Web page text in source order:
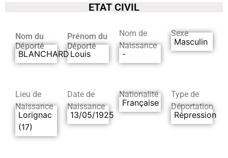
ETAT CIVIL
Nom du
Déporté
BLANCHARD
Prénom du
Déporté
Louis
Nom de
Naissance
-
Sexe
Masculin
Lieu de
Naissance
Lorignac
(17)
Date de
Naissance
13/05/1925
Nationalité
Française
Type de
Déportation
Répression